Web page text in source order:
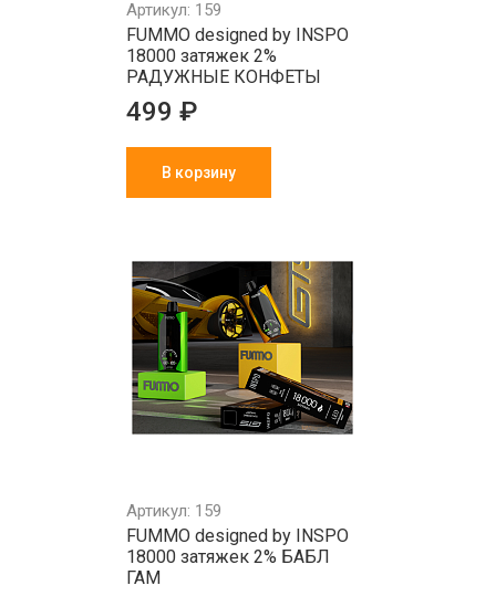
Артикул: 159
FUMMO designed by INSPO
18000 затяжек 2%
РАДУЖНЫЕ КОНФЕТЫ
499 ₽
В корзину
Артикул: 159
FUMMO designed by INSPO
18000 затяжек 2% БАБЛ
ГАМ